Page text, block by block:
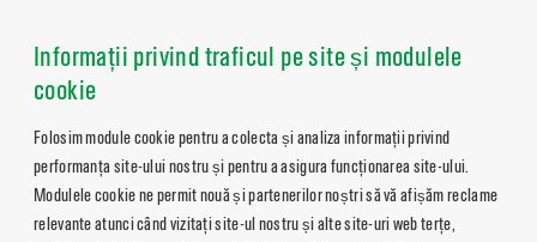
Informații privind traficul pe site și modulele
cookie
Folosim module cookie pentru a colecta și analiza informații privind
performanța site-ului nostru și pentru a asigura funcționarea site-ului.
Modulele cookie ne permit nouă și partenerilor noștri să vă afișăm reclame
relevante atunci când vizitați site-ul nostru și alte site-uri web terțe,